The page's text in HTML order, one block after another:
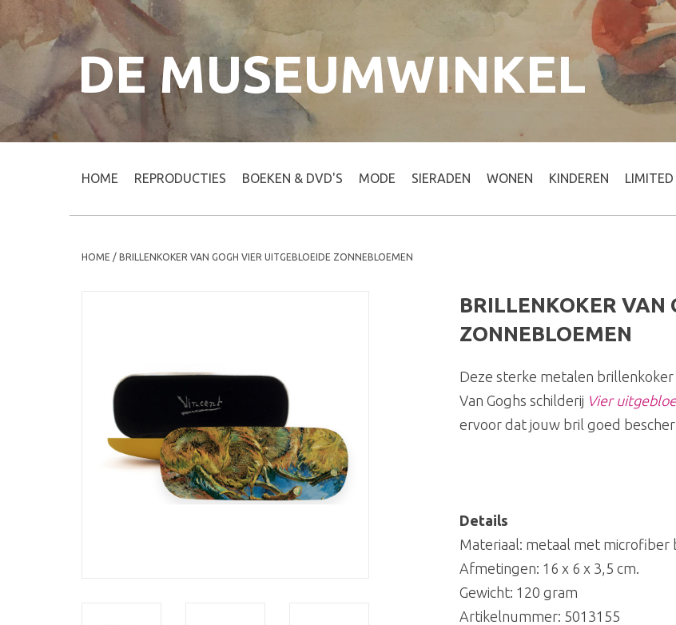
DE MUSEUMWINKEL
HOME REPRODUCTIES BOEKEN & DVD'S MODE SIERADEN WONEN KINDEREN
HOME / BRILLENKOKER VAN GOGH VIER UITGEBLOEIDE ZONNEBLOEMEN
BRILLENKOKER VAN
ZONNEBLOEMEN
Deze sterke metalen
Van Goghs schilderij Vier
ervoor dat jouw bril goed
Details
Materiaal: metaal met microfiber
Afmetingen: 16 x 6 x 3,5 cm.
Gewicht: 120 gram
Artikelnummer: 5013155